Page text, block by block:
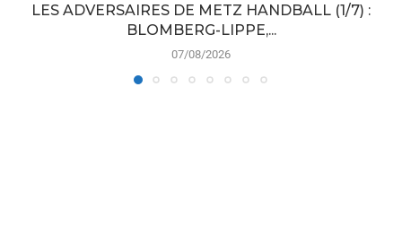
LES ADVERSAIRES DE METZ HANDBALL (1/7) :
BLOMBERG-LIPPE,...
07/08/2026